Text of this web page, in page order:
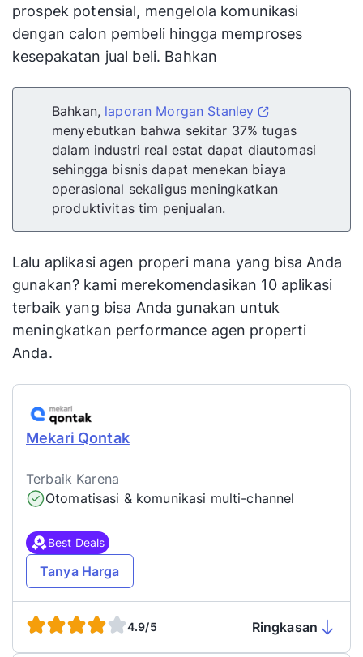
prospek potensial, mengelola komunikasi
dengan calon pembeli hingga memproses
kesepakatan jual beli. Bahkan
Bahkan, laporan Morgan Stanley
menyebutkan bahwa sekitar 37% tugas
dalam industri real estat dapat diautomasi
sehingga bisnis dapat menekan biaya
operasional sekaligus meningkatkan
produktivitas tim penjualan.
Lalu aplikasi agen properi mana yang bisa Anda
gunakan? kami merekomendasikan 10 aplikasi
terbaik yang bisa Anda gunakan untuk
meningkatkan performance agen properti
Anda.
Mekari Qontak
Terbaik Karena
Otomatisasi & komunikasi multi-channel
Best Deals
Tanya Harga
4.9/5 Ringkasan